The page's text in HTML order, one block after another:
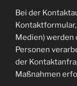
Bei der
Medien) werden
Personen
der
Maßnahmen